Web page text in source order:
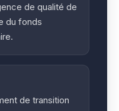
de qualité de
du fonds
de transition